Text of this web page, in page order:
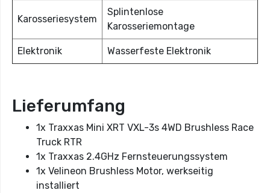
Karosseriesystem
Splintenlose
Karosseriemontage
Elektronik Wasserfeste Elektronik
Lieferumfang
1x Traxxas Mini XRT VXL-3s 4WD Brushless Race
Truck RTR
1x Traxxas 2.4GHz Fernsteuerungssystem
1x Velineon Brushless Motor, werkseitig
installiert